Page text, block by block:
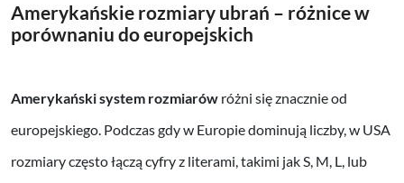
Amerykańskie rozmiary ubrań – różnice w
porównaniu do europejskich
Amerykański system rozmiarów różni się znacznie od
europejskiego. Podczas gdy w Europie dominują liczby, w USA
rozmiary często łączą cyfry z literami, takimi jak S, M, L, lub